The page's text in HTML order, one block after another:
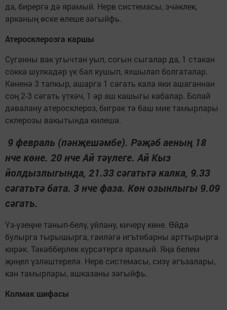
да, бирергә дә ярамый. Нерв системасы, эчәклек,
арканың өске өлеше зәгыйфь.
Атеросклерозга каршы
Суганны вак угычтан уып, согын сыгалар да, 1 стакан
сокка шулкадәр үк бал кушып, яхшылап болгаталар.
Көненә 3 тапкыр, ашарга 1 сәгать кала яки ашаганнан
соң 2-3 сәгать үткәч, 1 әр аш кашыгы кабалар. Болай
дәвалану атеросклероз, бигрәк тә баш мие тамырлары
склерозы вакытында килешә.
9 февраль (пәнҗешәмбе). Рәҗәб аеның 18
нче көне. 20 нче Ай тәүлеге. Ай Кыз
йолдызлыгында, 21.33 сәгатьтә калка, 9.33
сәгатьтә бата. 3 нче фаза. Көн озынлыгы 9.09
сәгать.
Үз-үзеңне танып-белү, уйлану, кичерү көне. Өйдә
булырга тырышырга, гаиләгә игътибарны арттырырга
кирәк. Тәкәбберлек күрсәтергә ярамый. Яңа белем
җиңел үзләштерелә. Нерв системасы, сизү әгъзалары,
кан тамырлары, ашказаны зәгыйфь.
Колмак шифасы